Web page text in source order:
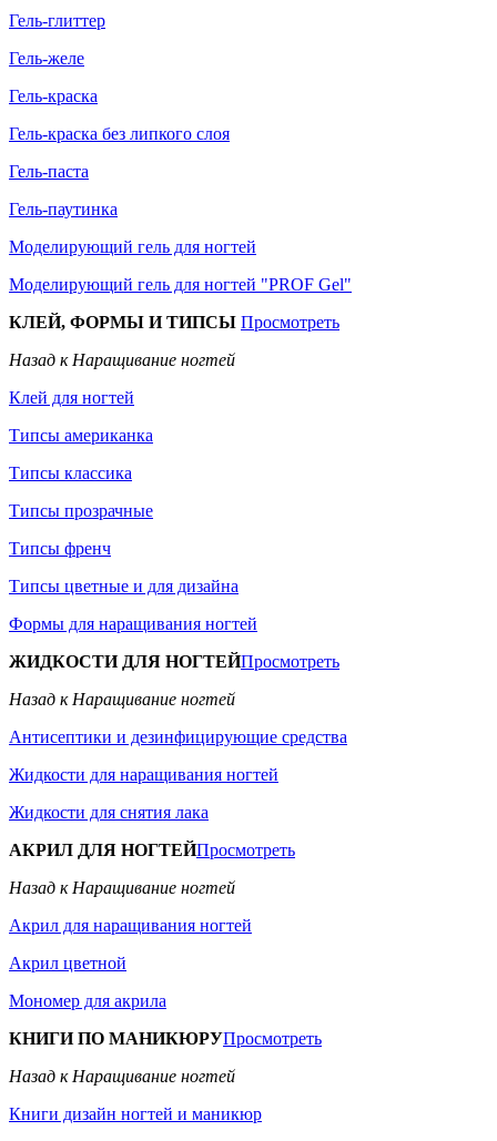
Гель-глиттер
Гель-желе
Гель-краска
Гель-краска без липкого слоя
Гель-паста
Гель-паутинка
Моделирующий гель для ногтей
Моделирующий гель для ногтей "PROF Gel"
КЛЕЙ, ФОРМЫ И ТИПСЫ Просмотреть
Назад к Наращивание ногтей
Клей для ногтей
Типсы американка
Типсы классика
Типсы прозрачные
Типсы френч
Типсы цветные и для дизайна
Формы для наращивания ногтей
ЖИДКОСТИ ДЛЯ НОГТЕЙПросмотреть
Назад к Наращивание ногтей
Антисептики и дезинфицирующие средства
Жидкости для наращивания ногтей
Жидкости для снятия лака
АКРИЛ ДЛЯ НОГТЕЙПросмотреть
Назад к Наращивание ногтей
Акрил для наращивания ногтей
Акрил цветной
Мономер для акрила
КНИГИ ПО МАНИКЮРУПросмотреть
Назад к Наращивание ногтей
Книги дизайн ногтей и маникюр